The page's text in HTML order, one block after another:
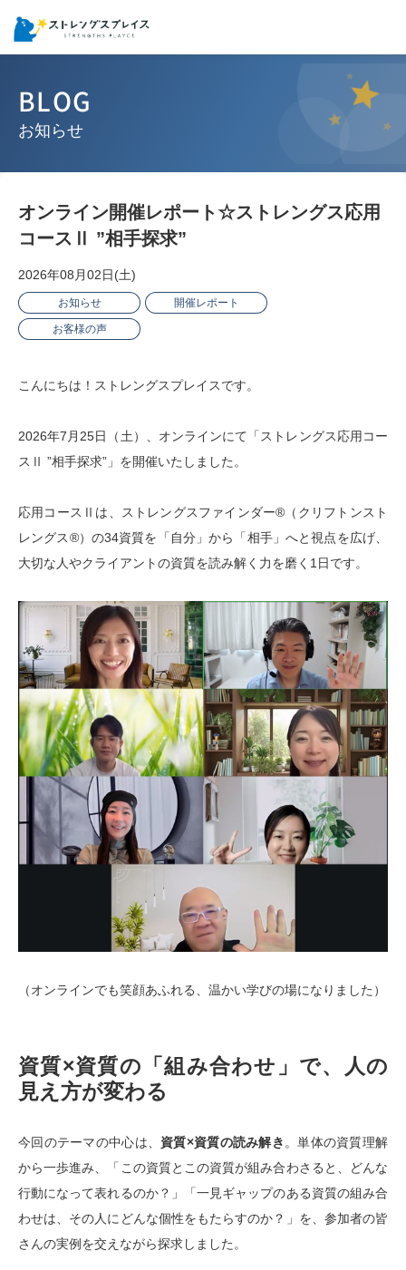
BLOG
お知らせ
オンライン開催レポート☆ストレングス応用
コースⅡ ”相手探求”
2026年08月02日(土)
お知らせ 開催レポート
お客様の声
こんにちは！ストレングスプレイスです。
2026年7月25日（土）、オンラインにて「ストレングス応用コー
スⅡ ”相手探求”」を開催いたしました。
応用コースⅡは、ストレングスファインダー®（クリフトンスト
レングス®）の34資質を「自分」から「相手」へと視点を広げ、
大切な人やクライアントの資質を読み解く力を磨く1日です。
（オンラインでも笑顔あふれる、温かい学びの場になりました）
資質×資質の「組み合わせ」で、人の
見え方が変わる
今回のテーマの中心は、 資質×資質の読み解き 。単体の資質理解
から一歩進み、「この資質とこの資質が組み合わさると、どんな
行動になって表れるのか？」「一見ギャップのある資質の組み合
わせは、その人にどんな個性をもたらすのか？」を、参加者の皆
さんの実例を交えながら探求しました。